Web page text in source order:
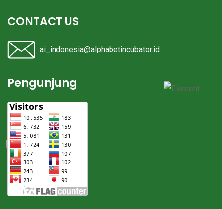
CONTACT US
ai_indonesia@alphabetincubator.id
Pengunjung